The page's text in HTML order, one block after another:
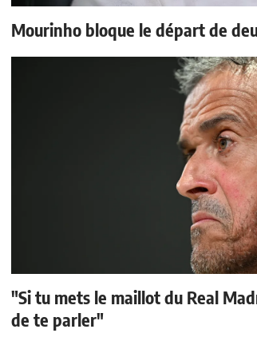
Mourinho bloque le départ de
"Si tu mets le maillot du Real
de te parler"